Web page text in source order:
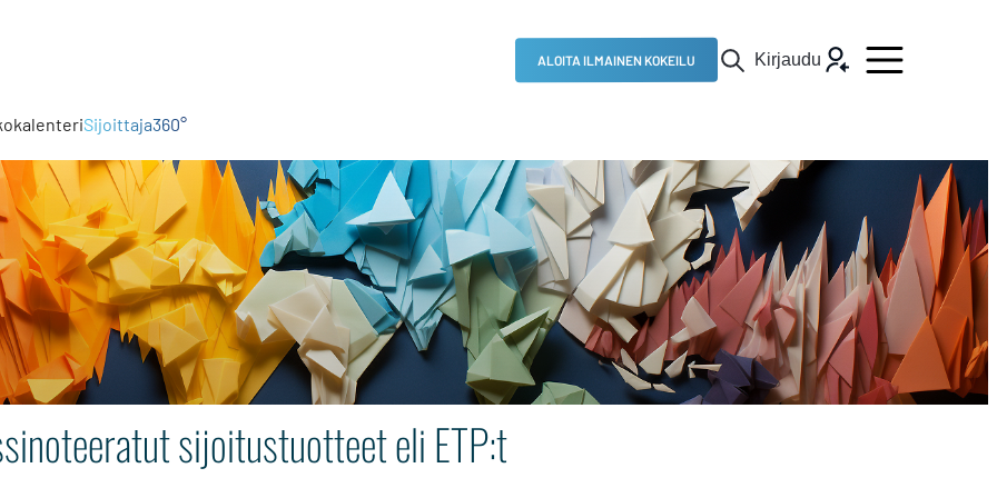
ALOITA ILMAINEN KOKEILU Kirjaudu
Sijoittaja360°
sijoitustuotteet eli ETP:t